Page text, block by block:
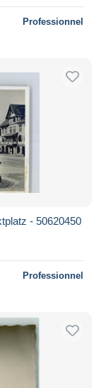
Professionnel
- 50620450
Professionnel